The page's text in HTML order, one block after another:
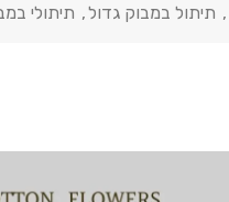
, תיתול במבוק גדול, תיתולי